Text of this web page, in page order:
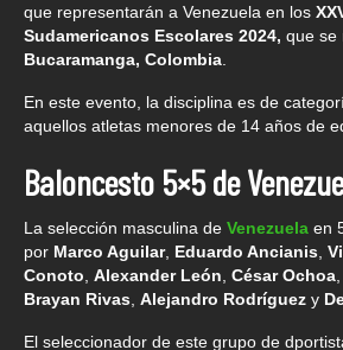
que representarán a Venezuela en los
Sudamericanos Escolares 2024, que se
Bucaramanga, Colombia
En este evento, la disciplina es de
aquellos atletas menores de 14 años de
Baloncesto 5×5de
La selección masculina de Venezuela en
por Marco Aguilar, Eduardo Ancianis
Conoto Alexander León César Ochoa
Brayan Rivas Alejandro Rodríguez y
El seleccionador de este grupo de